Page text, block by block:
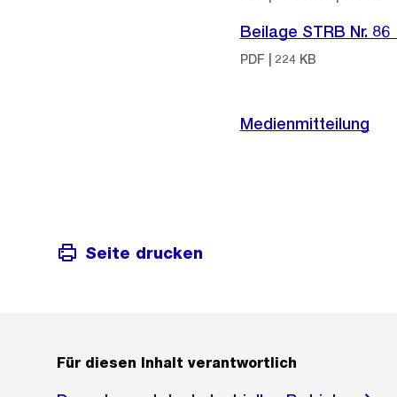
Beilage STRB Nr.
PDF | 224 KB
Medienmitteilung
Seite drucken
Für diesen Inhalt verantwortlich